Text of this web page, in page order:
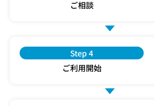
ご相談
Step 4
ご利用開始